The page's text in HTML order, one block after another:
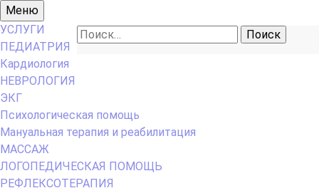
Основное
меню
Меню
Найти:
УСЛУГИ
ПЕДИАТРИЯ
Кардиология
НЕВРОЛОГИЯ
ЭКГ
Психологическая помощь
Мануальная терапия и реабилитация
МАССАЖ
ЛОГОПЕДИЧЕСКАЯ ПОМОЩЬ
РЕФЛЕКСОТЕРАПИЯ